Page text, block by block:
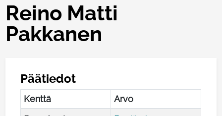
Reino Matti
Pakkanen
Päätiedot
Kenttä
Arvo